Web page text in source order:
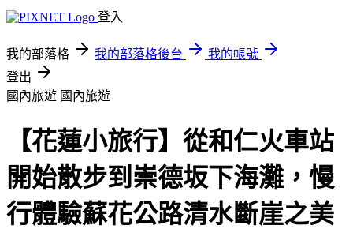
登入
我的部落格 我的部落格後台
我的帳號
登出
國內旅遊 國內旅遊
【花蓮小旅行】從和仁火車站
開始散步到崇德坂下海灘，慢
行體驗蘇花公路清水斷崖之美